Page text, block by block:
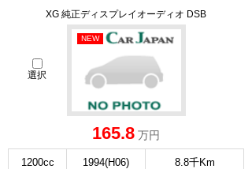
XG 純正ディスプレイオーディオ DSB
選択
NEW
165.8 万円
1200cc 1994(H06) 8.8千Km